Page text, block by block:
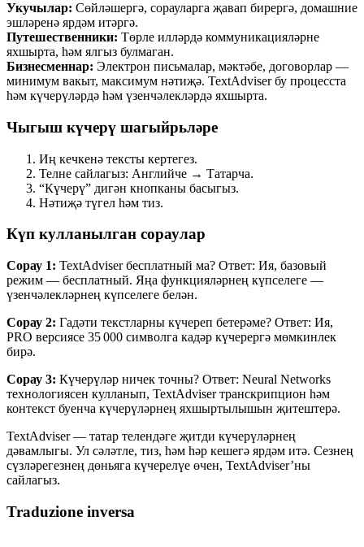
Укучылар: Сөйләшергә, сорауларга җавап бирергә, домашние
эшләренә ярдәм итәргә.
Путешественники: Төрле илләрдә коммуникацияләрне
яхшырта, һәм ялгыз булмаган.
Бизнесменнар: Электрон письмалар, мәктәбе, договорлар —
минимум вакыт, максимум нәтиҗә. TextAdviser бу процесста
һәм күчерүләрдә һәм үзенчәлекләрдә яхшырта.
Чыгыш күчерү шагыйрьләре
Иң кечкенә тексты кертегез.
Телне сайлагыз: Английче → Татарча.
“Күчерү” дигән кнопканы басыгыз.
Нәтиҗә түгел һәм тиз.
Күп кулланылган сораулар
Сорау 1: TextAdviser бесплатный ма? Ответ: Ия, базовый
режим — бесплатный. Яңа функцияләрнең күпселеге —
үзенчәлекләрнең күпселеге белән.
Сорау 2: Гадәти текстларны күчереп бетерәме? Ответ: Ия,
PRO версиясе 35 000 символга кадәр күчерергә мөмкинлек
бирә.
Сорау 3: Күчерүләр ничек точны? Ответ: Neural Networks
технологиясен кулланып, TextAdviser транскрипцион һәм
контекст буенча күчерүләрнең яхшыртылышын җитештерә.
TextAdviser — татар телендәге җитди күчерүләрнең
дәвамлыгы. Ул сәләтле, тиз, һәм һәр кешегә ярдәм итә. Сезнең
сүзләрегезнең дөньяга күчерелүе өчен, TextAdviser’ны
сайлагыз.
Traduzione inversa